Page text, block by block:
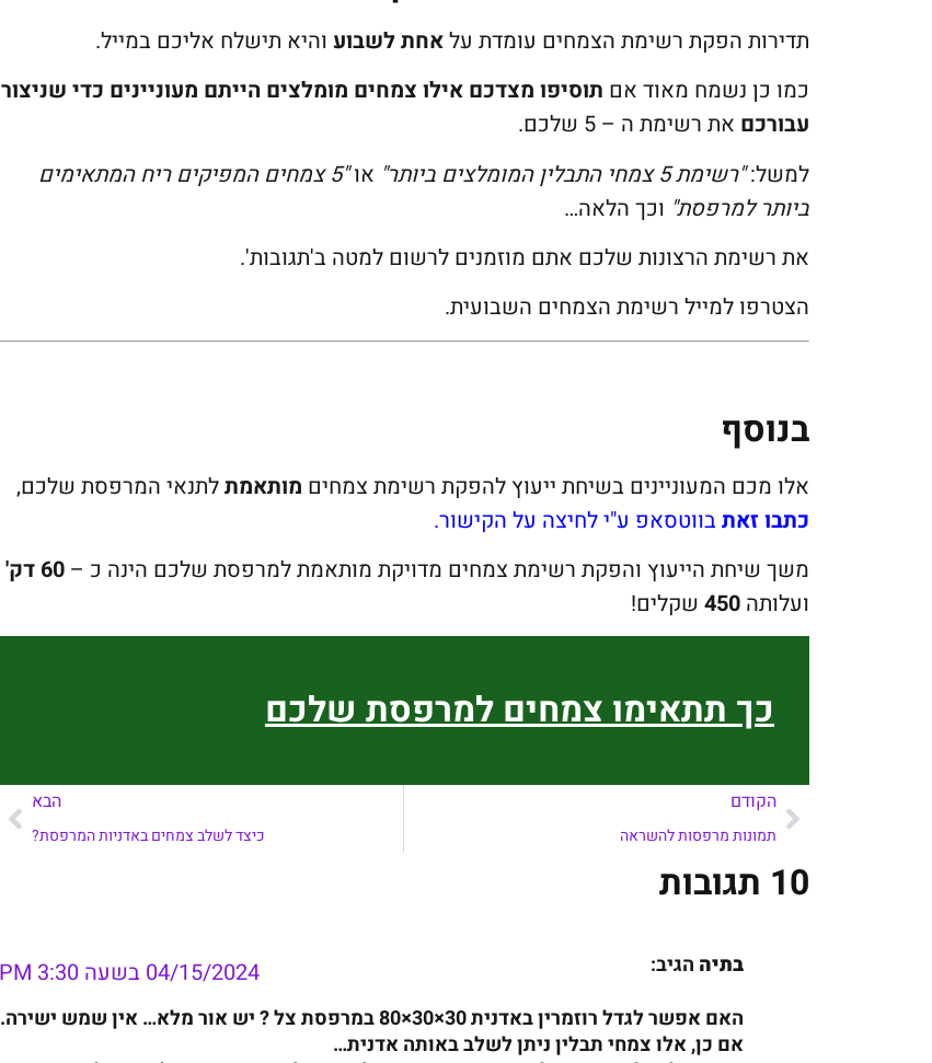
תדירות הפקת רשימת הצמחים עומדת עלאחת לשבוע והיא תישלח אליכם במייל.
כמו כן נשמח מאוד אם תוסיפו מצדכם אילו צמחים מומלצים הייתם מעוניינים כדי שניצור
עבורכם את רשימת ה – 5 שלכם.
למשל:"רשימת 5 צמחי התבלין המומלצים ביותר" או
"5 צמחים המפיקים ריח המתאימים
ביותר למרפסת" וכך הלאה…
את רשימת הרצונות שלכם אתם מוזמנים לרשום למטה ב'תגובות'.
הצטרפו למייל רשימת הצמחים השבועית.
בנוסף
אלו מכם המעוניינים בשיחת ייעוץ להפקת רשימת צמחים מותאמתלתנאי המרפסת שלכם,
כתבו זאת בווטסאפ ע"י לחיצה על הקישור.
משך שיחת הייעוץ והפקת רשימת צמחים מדויקת מותאמת למרפסת שלכם הינה כ –60 דק'
ועלותה450 שקלים!
כך תתאימו צמחים למרפסת שלכם
הקודם
תמונות מרפסות להשראה
הבא
כיצד לשלב צמחים באדניות המרפסת?
10 תגובות
בתיה הגיב: 04/15/2024 בשעה 3:30 PM
האם אפשר לגדל רוזמרין באדנית 30×30×80 במרפסת צל ? יש אור מלא… אין שמש ישירה.
אם כן, אלו צמחי תבלין ניתן לשלב באותה אדנית…